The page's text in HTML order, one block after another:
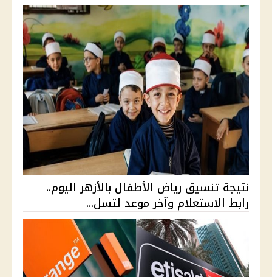
نتيجة تنسيق رياض الأطفال بالأزهر اليوم..
رابط الاستعلام وآخر موعد لتسل...